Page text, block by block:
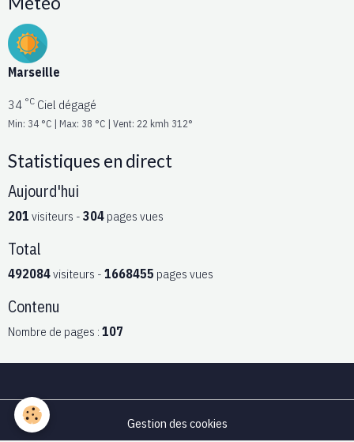
Marseille
34 °C Ciel dégagé
Min: 34 °C | Max: 38 °C | Vent: 22 kmh 312°
Statistiques en direct
Aujourd'hui
201 visiteurs - 304 pages vues
Total
492084visiteurs - 1668455 pages vues
Contenu
Nombre de pages : 107
Gestion des cookies